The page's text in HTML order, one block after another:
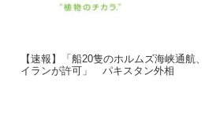
【速報】「船20隻のホルムズ海峡通航、
イランが許可」 パキスタン外相